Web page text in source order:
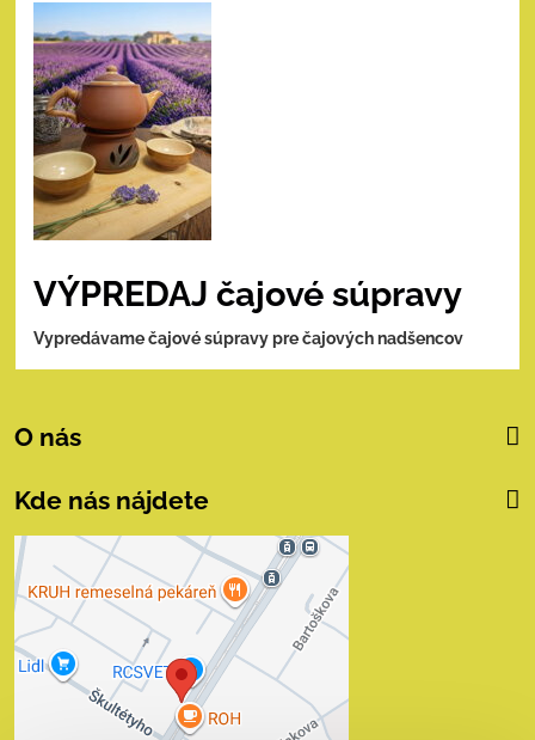
VÝPREDAJ čajové súpravy
Vypredávame čajové súpravy pre čajových nadšencov
O nás
Kde nás nájdete
Externý obsah je
blokovaný Voľbami
súkromia
Prajete si načítať externý obsah?